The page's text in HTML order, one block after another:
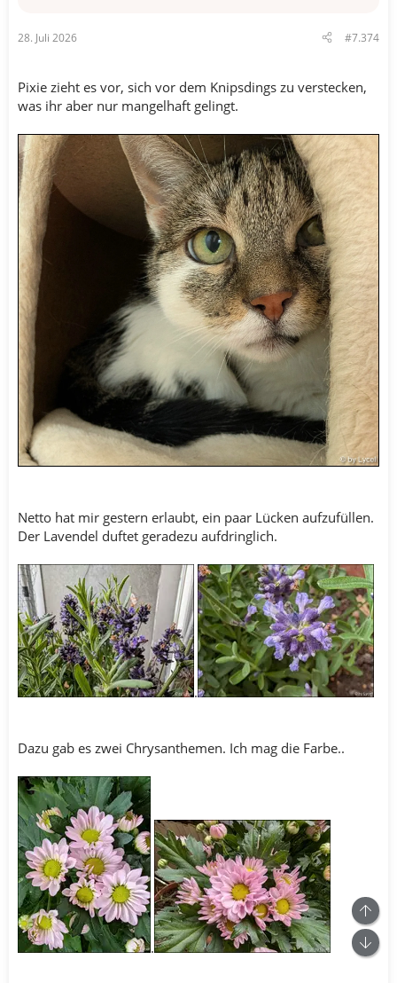
:
28. Juli 2026 #7.374
Pixie zieht es vor, sich vor dem Knipsdings zu verstecken,
was ihr aber nur mangelhaft gelingt.
Netto hat mir gestern erlaubt, ein paar Lücken aufzufüllen.
Der Lavendel duftet geradezu aufdringlich.
.
Dazu gab es zwei Chrysanthemen. Ich mag die Farbe..
.